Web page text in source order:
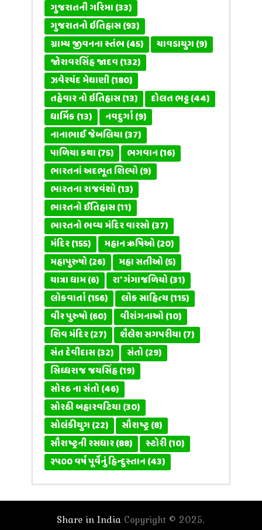
ગુજરાતની ગરિમા(33)
ગુજરાતનો ઇતિહાસ(93)
ગ્રામ્ય જીવનના સ્તંભ(45) ચાવડાયુગ(9)
જોરાવરસિંહ જાદવ(132)
ઝવેરચંદ મેઘાણી(180)
તહેવાર નો ઇતિહાસ(13) દોલત ભટ્ટ(44)
ધાર્મિક(13) નવદુર્ગા(9)
નાનાભાઈ જેબલિયા(37)
પાળિયા કથા(75) ભગવાન(16)
ભારતનાં અદભૂત શિલ્પો(9)
ભારતના રાજવંશો(13)
ભારતનો ઈતિહાસ(11)
ભારતનો ભવ્ય મંદિર વારસો(37)
મંદિર(155) મહાન ઋષિઓ(20)
મહાપુરુષો(26) મહા સતીઓ(5)
યાત્રા ધામ(6) રા' ગંગાજળિયો(31)
લોકવાર્તા(156) લોક સાહિત્ય(115)
વીર પુરુષો(60) વીરાંગનાઓ(10)
શિવ મંદિર(27) શૈલેશ સગપરીયા(7)
સંત દેવીદાસ(32) સંતો(29)
સિધ્ધરાજ જયસિંહ(19)
સોરઠ ના સંતો(46)
સોરઠી બહારવટિયા(30)
સોલંકીયુગ(22) સૌરાષ્ટ્ર(8)
સૌરાષ્ટ્રની રસધાર(88) સ્ટોરી(10)
૨૫૦૦ વર્ષ પૂર્વેનું હિન્દુસ્તાન(43)
Share in India Copyright © 2025.